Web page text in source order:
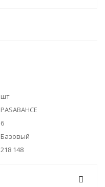
шт
PASABAHCE
6
Базовый
218 148